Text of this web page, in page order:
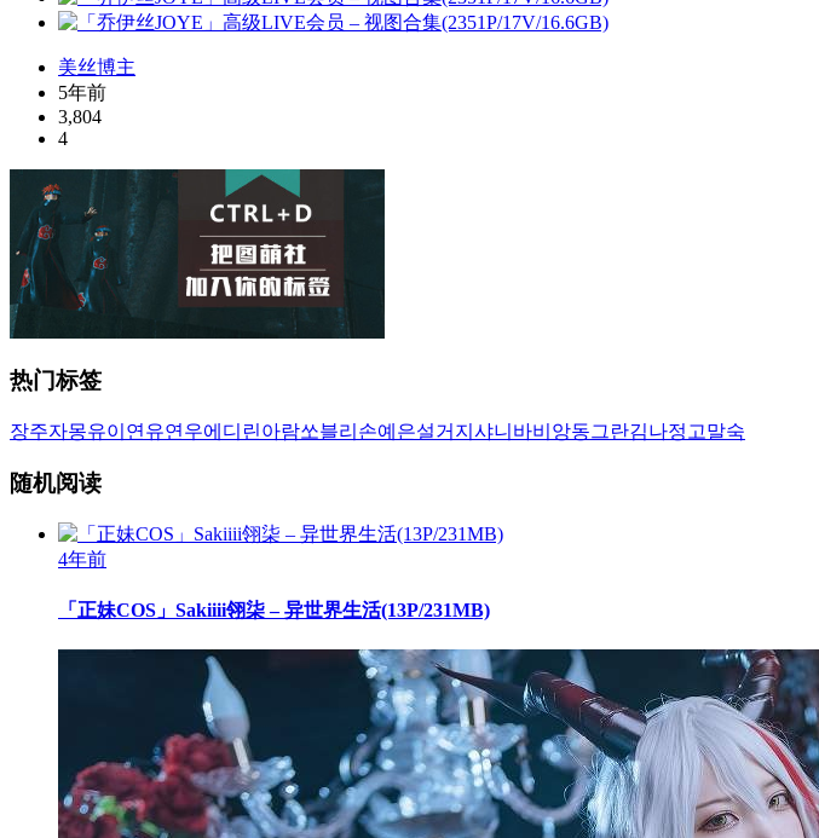
美丝博主
5年前
3,804
4
热门标签
장주자몽유이 연유연우에디린아람쏘블리 손예은설거지 샤니 바비앙동그란김나정 고말숙
随机阅读
4年前
「正妹COS」Sakiiii翎柒 – 异世界生活(13P/231MB)